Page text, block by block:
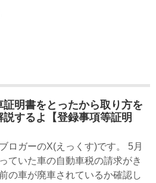
証明書をとったから取り方を
説するよ【登録事項等証明
ロガーのX(えっくす)です。 5月
ていた車の自動車税の請求がき
の車が廃車されているか確認し